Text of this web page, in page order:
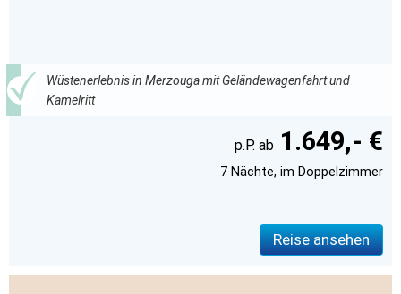
Wüstenerlebnis in Merzouga mit Geländewagenfahrt und
Kamelritt
1.649,- €
7 Nächte, im Doppelzimmer
Reise ansehen